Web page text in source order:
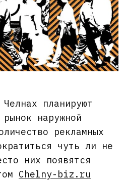
Челнах планируют
рынок наружной
рекламных
чуть ли не
них появятся
Chelny-biz.ru